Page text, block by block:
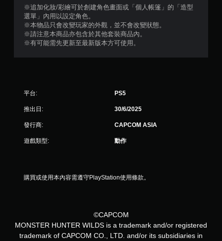
，
※追加化妝/彩繪可於創建角色畫面或「個人帳篷」的「造型
選單」內用以設定角色。
※本物品只會改變玩家的外觀，並不會改變狀態。
※請注意本商品亦包含於其他套裝商品內。
※有可能需先更新至最新版本方可使用。
平台: PS5
推出日: 30/6/2025
發行商: CAPCOM ASIA
遊戲類型: 動作
購買或使用本內容需遵守PlayStation使用條款。
©CAPCOM
MONSTER HUNTER WILDS is a trademark and/or registered
trademark of CAPCOM CO., LTD. and/or its subsidiaries in